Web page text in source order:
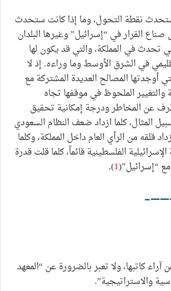
نقطة التحول، وما إذا كانت ستحدث
القرار في “إسرائيل” وغيرها البلدان
تحدث في المملكة، والتي قد يكون لها
في الشرق الأوسط وما وراءه. إذ لا
المصالح العديدة المشتركة مع
والتغيير الملحوظ في موقفها تجاه
عن المخاطر ودرجة إمكانية تحقيق
المثال، كلما ازداد ضعف النظام السعودي
قلقه من الرأي العام داخل المملكة، وكلما
الفلسطينية قائماً، كلما قلت قدرة
“إسرائيل”(1
).
آراء كاتبها، ولا تعبر بالضرورة عن “المعهد
والاستراتيجية”.